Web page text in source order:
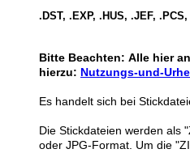
.DST, .EXP, .HUS, .JEF,
Bitte Beachten: Alle hier
hierzu: Nutzungs-und-
Es handelt sich bei
Die Stickdateien werden als
oder JPG-Format. Um die